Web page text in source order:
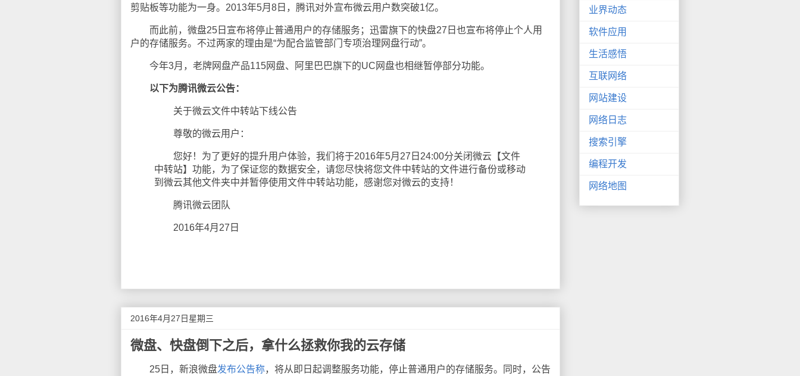
剪贴板等功能为一身。2013年5月8日，腾讯对外宣布微云用户数突破1亿。
而此前，微盘25日宣布将停止普通用户的存储服务；迅雷旗下的快盘27日也宣布将停止个人用
户的存储服务。不过两家的理由是“为配合监管部门专项治理网盘行动”。
今年3月，老牌网盘产品115网盘、阿里巴巴旗下的UC网盘也相继暂停部分功能。
以下为腾讯微云公告：
关于微云文件中转站下线公告
尊敬的微云用户：
您好！为了更好的提升用户体验，我们将于2016年5月27日24:00分关闭微云【文件
中转站】功能，为了保证您的数据安全，请您尽快将您文件中转站的文件进行备份或移动
到微云其他文件夹中并暂停使用文件中转站功能，感谢您对微云的支持！
腾讯微云团队
2016年4月27日
2016年4月27日星期三
微盘、快盘倒下之后，拿什么拯救你我的云存储
25日，新浪微盘发布公告称，将从即日起调整服务功能，停止普通用户的存储服务。同时，公告
业界动态
软件应用
生活感悟
互联网络
网站建设
网络日志
搜索引擎
编程开发
网络地图